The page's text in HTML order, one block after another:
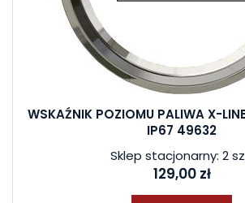
WSKAŹNIK POZIOMU PALIWA X-
IP67 49632
Sklep stacjonarny: 2
129,00 zł